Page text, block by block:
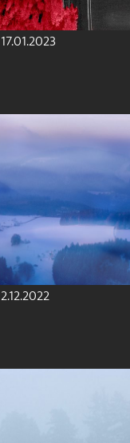
17.01.2023
2.12.2022